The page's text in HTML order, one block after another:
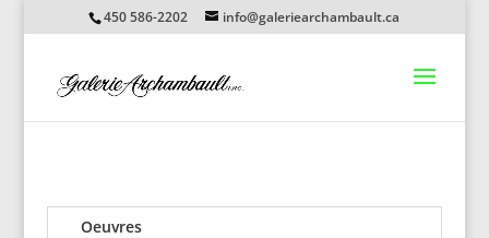
450 586-2202 info@galeriearchambault.ca
Oeuvres